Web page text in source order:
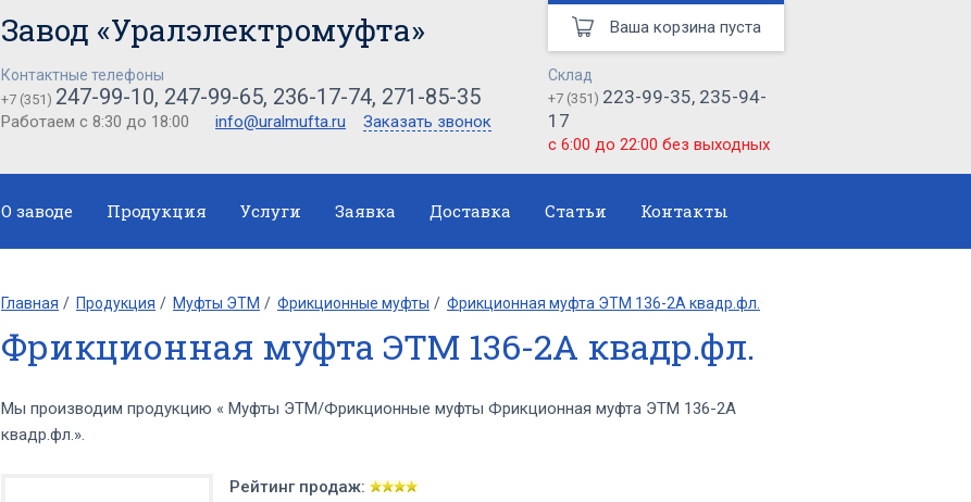
Завод «Уралэлектромуфта»
Контактные телефоны
+7 (351) 247-99-10, 247-99-65, 236-17-74, 271-85-35
Работаем с 8:30 до 18:00 info@uralmufta.ru Заказать звонок
Склад
+7 (351) 223-99-35, 235-94-
17
с 6:00 до 22:00 без выходных
Ваша корзина пуста
О заводе Продукция Услуги Заявка Доставка Статьи Контакты
Главная Продукция Муфты ЭТМ Фрикционные муфты Фрикционная муфта ЭТМ 136-2А квадр.фл.
Фрикционная муфта ЭТМ 136-2А квадр.фл.
Мы производим продукцию « Муфты ЭТМ/Фрикционные муфты Фрикционная муфта ЭТМ 136-2А
квадр.фл.».
Рейтинг продаж: